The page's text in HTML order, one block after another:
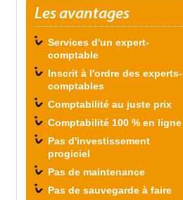
Les avantages
Services d'un expert-
comptable
Inscrit à l'ordre des experts-
comptables
Comptabilité au juste prix
Comptabilité 100 % en ligne
Pas d'investissement
progiciel
Pas de maintenance
Pas de sauvegarde à faire